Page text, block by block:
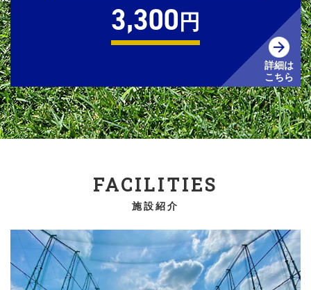
3,300 円
詳細は
こちら
FACILITIES
施設紹介